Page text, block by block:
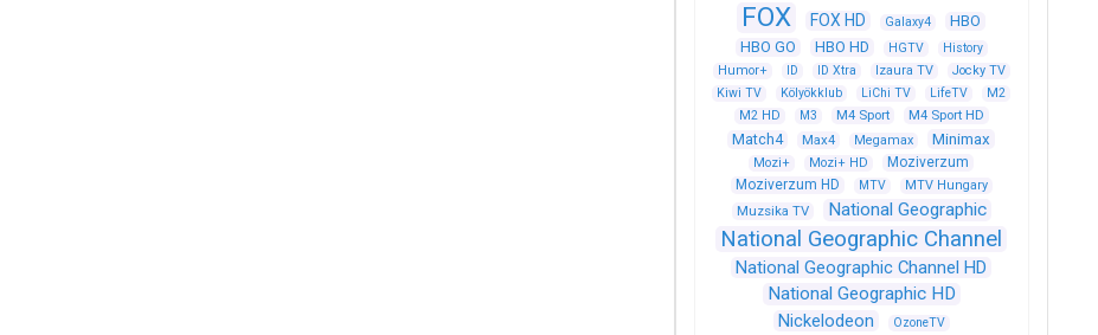
FOX FOX HD Galaxy4
HBO
HBO GO
HBO HD HGTV
History
Humor+
ID ID Xtra Izaura TV
Jocky TV
Kiwi TV
Kölyökklub LiChi TV LifeTV
M2
M2 HD
M3 M4 Sport M4 Sport HD
Match4 Max4 Megamax Minimax
Mozi+ Mozi+ HD
Moziverzum
Moziverzum HD
MTV MTV Hungary
Muzsika TV National Geographic
National Geographic Channel
National Geographic Channel HD
National Geographic HD
Nickelodeon
OzoneTV